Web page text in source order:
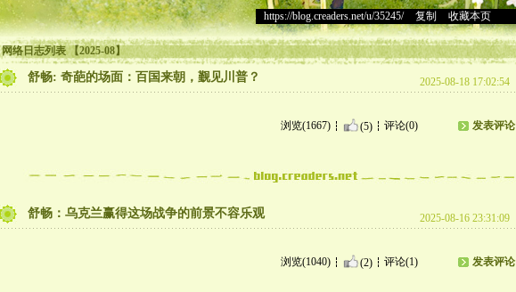
https://blog.creaders.net/u/35245/> 复制 收藏本页
网络日志列表 【2025-08】
舒畅: 奇葩的场面：百国来朝，觐见川普？ 2025-08-18 17:02:54
浏览(1667) (5) 评论(0) 发表评论
舒畅：乌克兰赢得这场战争的前景不容乐观 2025-08-16 23:31:09
浏览(1040) (2) 评论(1) 发表评论